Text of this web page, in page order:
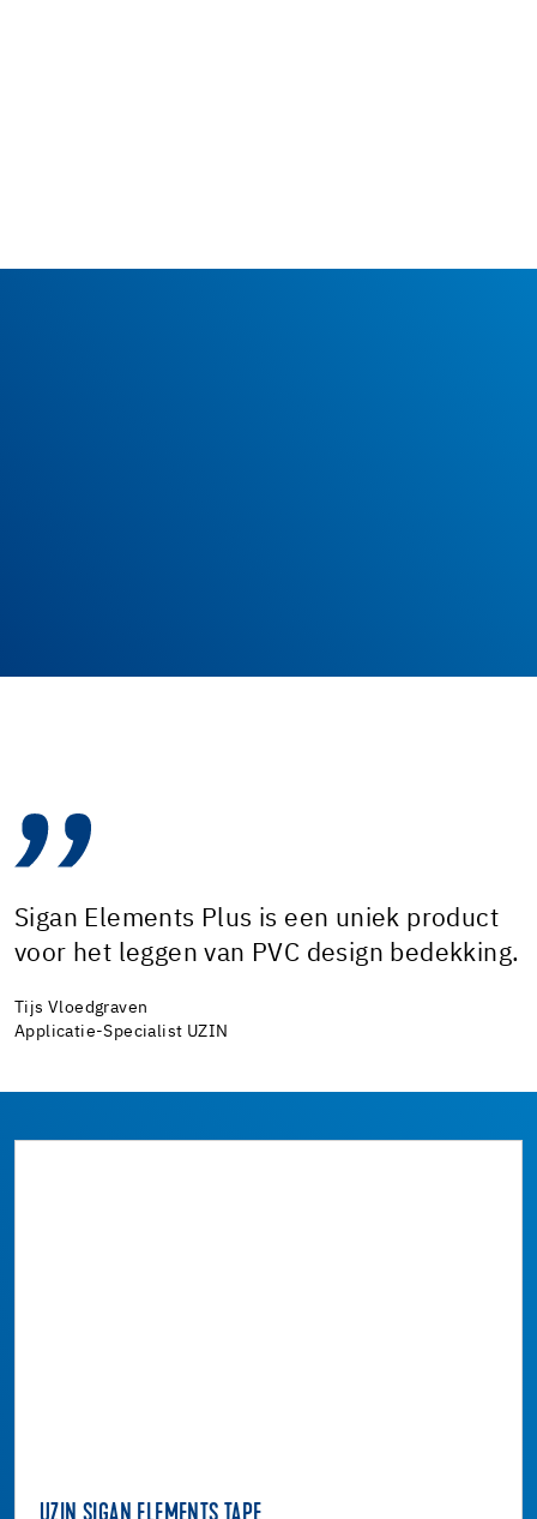
Sigan Elements Plus is een uniek product
voor het leggen van PVC design bedekking.
Tijs Vloedgraven
Applicatie-Specialist UZIN